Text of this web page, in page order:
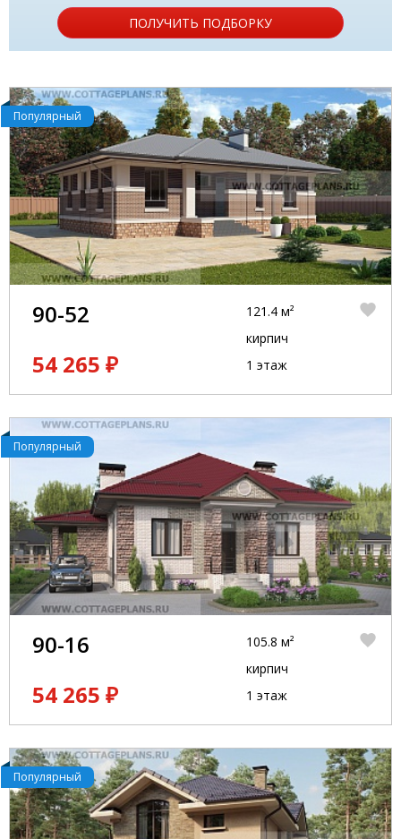
ПОЛУЧИТЬ ПОДБОРКУ
Популярный
90-52
54 265 ₽
121.4 м²
кирпич
1 этаж
Популярный
90-16
54 265 ₽
105.8 м²
кирпич
1 этаж
Популярный